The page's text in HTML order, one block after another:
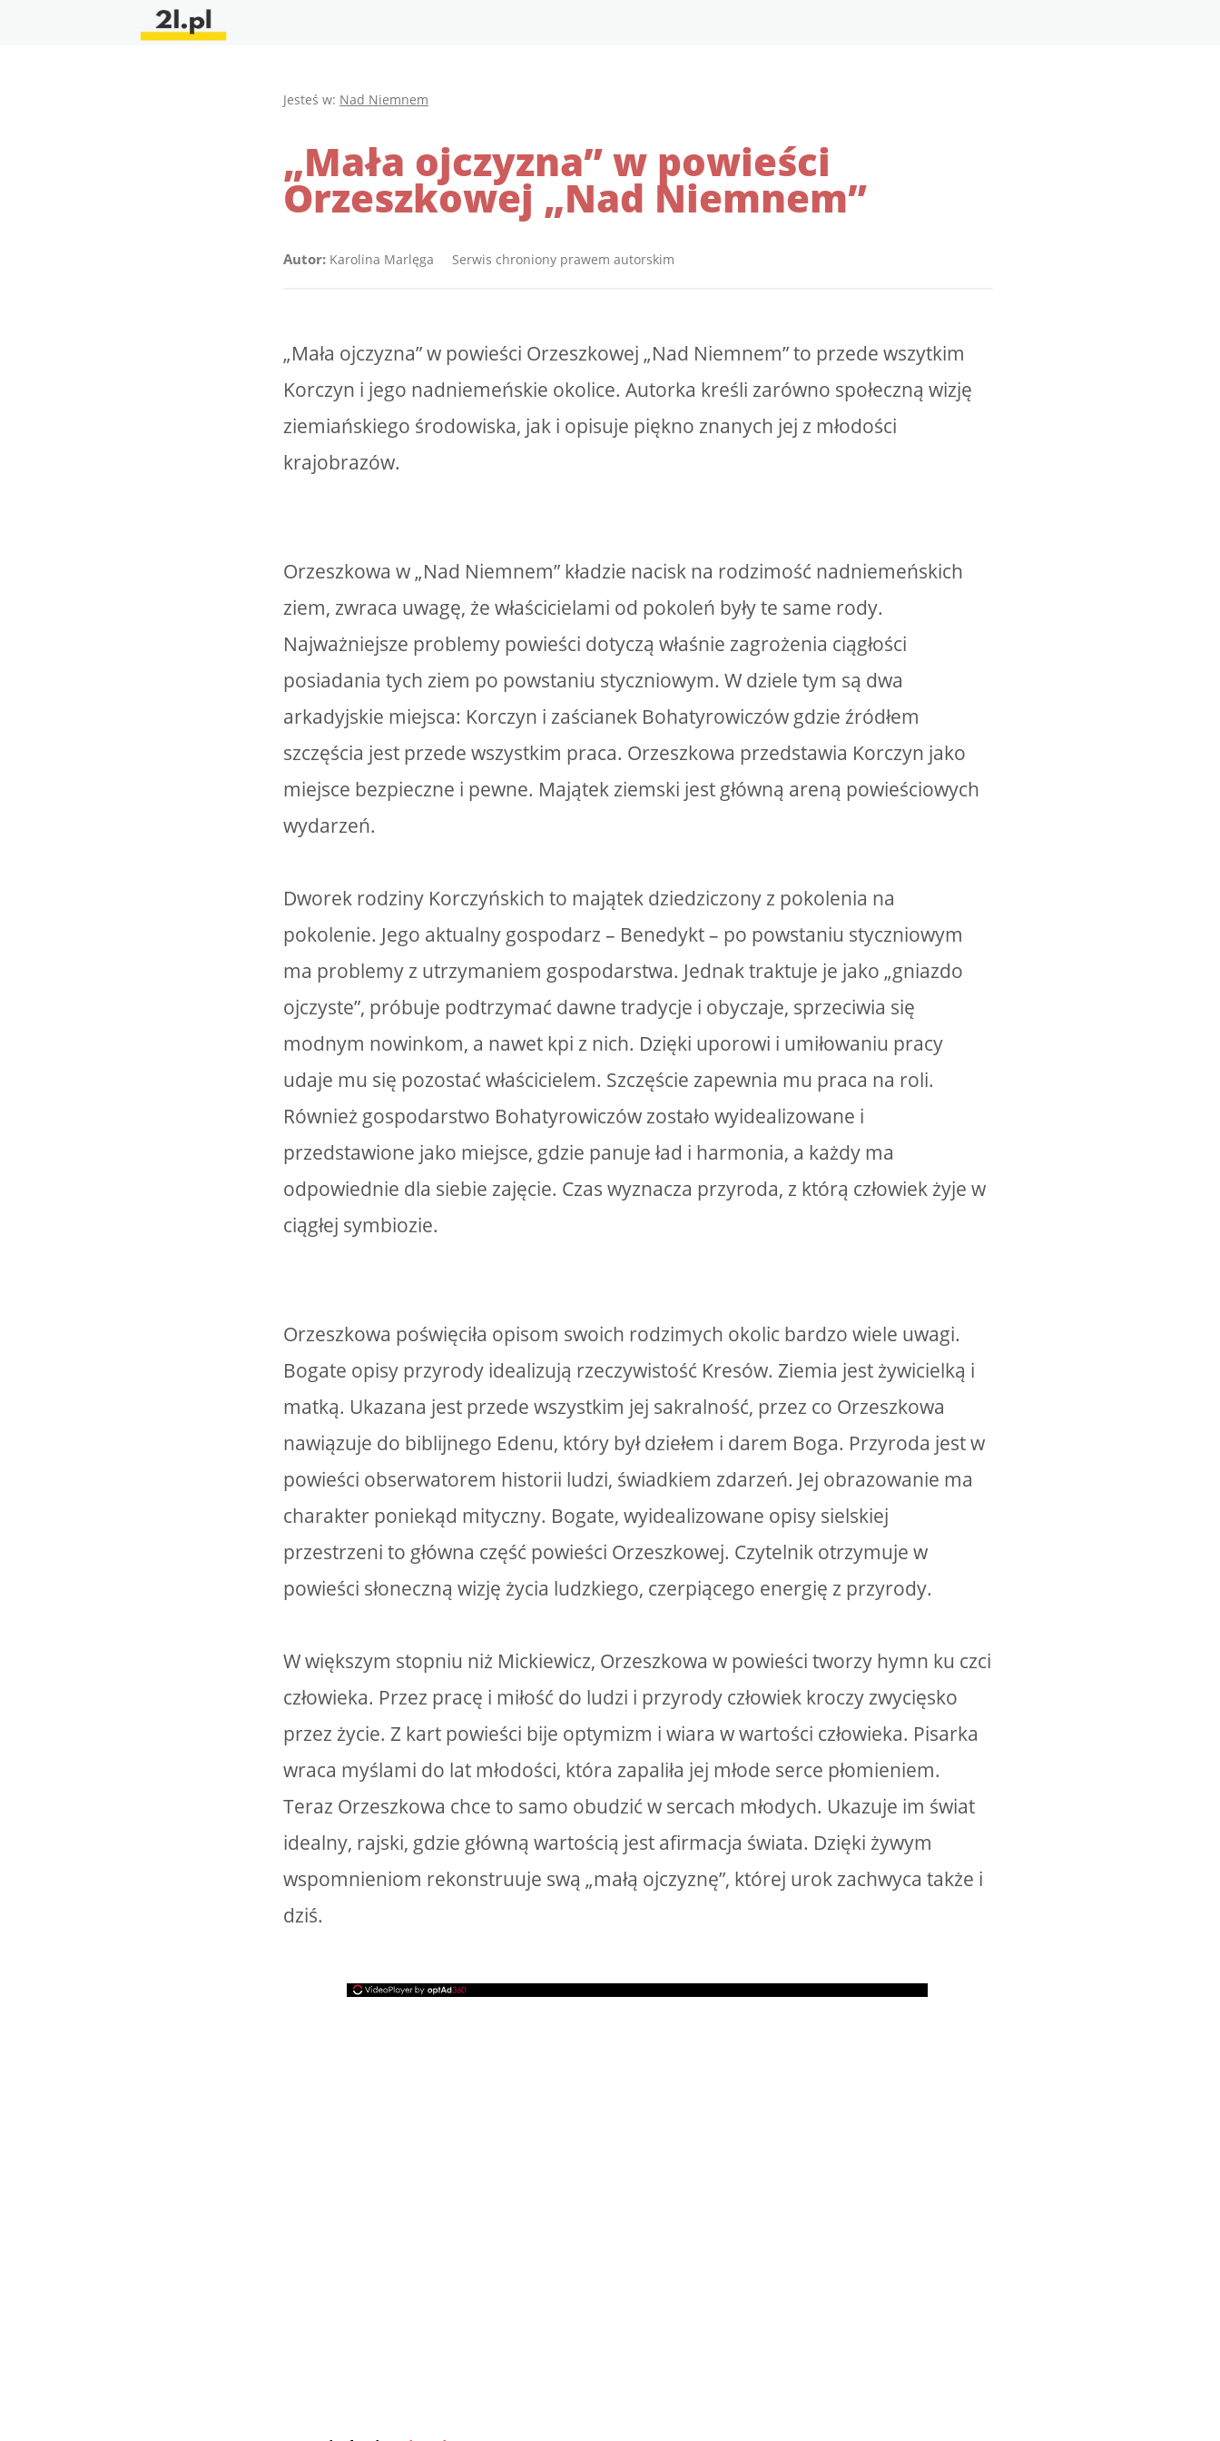
Jesteś w: Nad Niemnem
„Mała ojczyzna” w powieści
Orzeszkowej „Nad Niemnem”
Autor: Karolina Marlęga Serwis chroniony prawem autorskim
„Mała ojczyzna” w powieści Orzeszkowej „Nad Niemnem” to przede wszytkim
Korczyn i jego nadniemeńskie okolice. Autorka kreśli zarówno społeczną wizję
ziemiańskiego środowiska, jak i opisuje piękno znanych jej z młodości
krajobrazów.
Orzeszkowa w „Nad Niemnem” kładzie nacisk na rodzimość nadniemeńskich
ziem, zwraca uwagę, że właścicielami od pokoleń były te same rody.
Najważniejsze problemy powieści dotyczą właśnie zagrożenia ciągłości
posiadania tych ziem po powstaniu styczniowym. W dziele tym są dwa
arkadyjskie miejsca: Korczyn i zaścianek Bohatyrowiczów gdzie źródłem
szczęścia jest przede wszystkim praca. Orzeszkowa przedstawia Korczyn jako
miejsce bezpieczne i pewne. Majątek ziemski jest główną areną powieściowych
wydarzeń.
Dworek rodziny Korczyńskich to majątek dziedziczony z pokolenia na
pokolenie. Jego aktualny gospodarz – Benedykt – po powstaniu styczniowym
ma problemy z utrzymaniem gospodarstwa. Jednak traktuje je jako „gniazdo
ojczyste”, próbuje podtrzymać dawne tradycje i obyczaje, sprzeciwia się
modnym nowinkom, a nawet kpi z nich. Dzięki uporowi i umiłowaniu pracy
udaje mu się pozostać właścicielem. Szczęście zapewnia mu praca na roli.
Również gospodarstwo Bohatyrowiczów zostało wyidealizowane i
przedstawione jako miejsce, gdzie panuje ład i harmonia, a każdy ma
odpowiednie dla siebie zajęcie. Czas wyznacza przyroda, z którą człowiek żyje w
ciągłej symbiozie.
Orzeszkowa poświęciła opisom swoich rodzimych okolic bardzo wiele uwagi.
Bogate opisy przyrody idealizują rzeczywistość Kresów. Ziemia jest żywicielką i
matką. Ukazana jest przede wszystkim jej sakralność, przez co Orzeszkowa
nawiązuje do biblijnego Edenu, który był dziełem i darem Boga. Przyroda jest w
powieści obserwatorem historii ludzi, świadkiem zdarzeń. Jej obrazowanie ma
charakter poniekąd mityczny. Bogate, wyidealizowane opisy sielskiej
przestrzeni to główna część powieści Orzeszkowej. Czytelnik otrzymuje w
powieści słoneczną wizję życia ludzkiego, czerpiącego energię z przyrody.
W większym stopniu niż Mickiewicz, Orzeszkowa w powieści tworzy hymn ku czci
człowieka. Przez pracę i miłość do ludzi i przyrody człowiek kroczy zwycięsko
przez życie. Z kart powieści bije optymizm i wiara w wartości człowieka. Pisarka
wraca myślami do lat młodości, która zapaliła jej młode serce płomieniem.
Teraz Orzeszkowa chce to samo obudzić w sercach młodych. Ukazuje im świat
idealny, rajski, gdzie główną wartością jest afirmacja świata. Dzięki żywym
wspomnieniom rekonstruuje swą „małą ojczyznę”, której urok zachwyca także i
dziś.